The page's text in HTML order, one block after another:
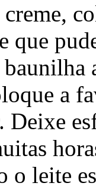
creme,
que
a
o leite